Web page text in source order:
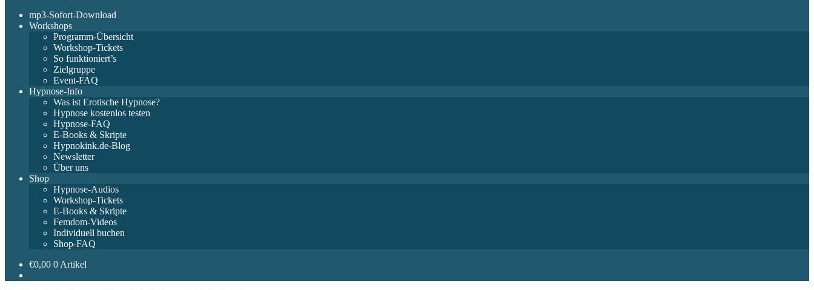
mp3-Sofort-Download
Workshops
Programm-Übersicht
Workshop-Tickets
So funktioniert’s
Zielgruppe
Event-FAQ
Hypnose-Info
Was ist Erotische Hypnose?
Hypnose kostenlos testen
Hypnose-FAQ
E-Books & Skripte
Hypnokink.de-Blog
Newsletter
Über uns
Shop
Hypnose-Audios
Workshop-Tickets
E-Books & Skripte
Femdom-Videos
Individuell buchen
Shop-FAQ
€0,00 0 Artikel